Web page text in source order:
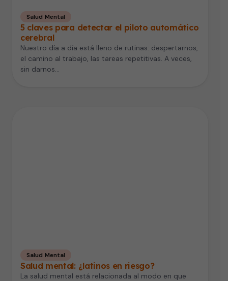
Salud Mental
5 claves para detectar el piloto automático
cerebral
Nuestro día a día está lleno de rutinas: despertarnos,
el camino al trabajo, las tareas repetitivas. A veces,
sin darnos…
Salud Mental
Salud mental: ¿latinos en riesgo?
La salud mental está relacionada al modo en que